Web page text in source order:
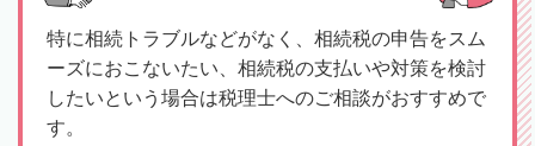
特に相続トラブルなどがなく、相続税の申告をスム
ーズにおこないたい、相続税の支払いや対策を検討
したいという場合は税理士へのご相談がおすすめで
す。